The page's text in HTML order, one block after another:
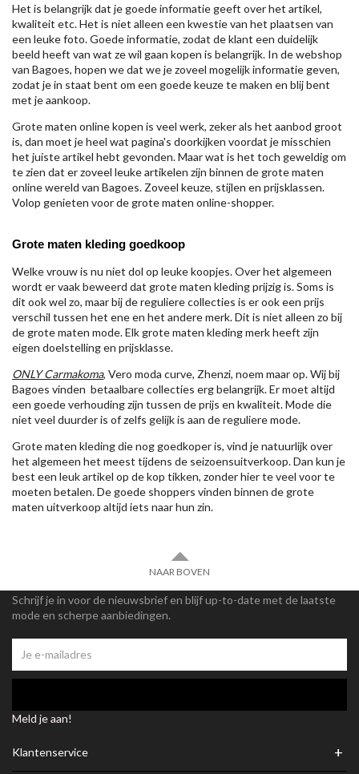
Het is belangrijk dat je goede informatie geeft over het artikel,
kwaliteit etc. Het is niet alleen een kwestie van het plaatsen van
een leuke foto. Goede informatie, zodat de klant een duidelijk
beeld heeft van wat ze wil gaan kopen is belangrijk. In de webshop
van Bagoes, hopen we dat we je zoveel mogelijk informatie geven,
zodat je in staat bent om een goede keuze te maken en blij bent
met je aankoop.
Grote maten online kopen is veel werk, zeker als het aanbod groot
is, dan moet je heel wat pagina's doorkijken voordat je misschien
het juiste artikel hebt gevonden. Maar wat is het toch geweldig om
te zien dat er zoveel leuke artikelen zijn binnen de grote maten
online wereld van Bagoes. Zoveel keuze, stijlen en prijsklassen.
Volop genieten voor de grote maten online-shopper.
Grote maten kleding goedkoop
Welke vrouw is nu niet dol op leuke koopjes. Over het algemeen
wordt er vaak beweerd dat grote maten kleding prijzig is. Soms is
dit ook wel zo, maar bij de reguliere collecties is er ook een prijs
verschil tussen het ene en het andere merk. Dit is niet alleen zo bij
de grote maten mode. Elk grote maten kleding merk heeft zijn
eigen doelstelling en prijsklasse.
ONLY Carmakoma, Vero moda curve, Zhenzi, noem maar op. Wij bij
Bagoes vinden betaalbare collecties erg belangrijk. Er moet altijd
een goede verhouding zijn tussen de prijs en kwaliteit. Mode die
niet veel duurder is of zelfs gelijk is aan de reguliere mode.
Grote maten kleding die nog goedkoper is, vind je natuurlijk over
het algemeen het meest tijdens de seizoensuitverkoop. Dan kun je
best een leuk artikel op de kop tikken, zonder hier te veel voor te
moeten betalen. De goede shoppers vinden binnen de grote
maten uitverkoop altijd iets naar hun zin.
NAAR BOVEN
Schrijf je in voor de nieuwsbrief en blijf up-to-date met de laatste
mode en scherpe aanbiedingen.
Meld je aan!
Klantenservice +